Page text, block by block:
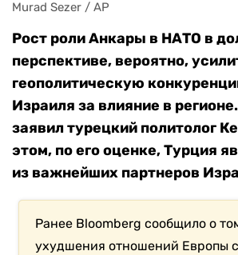
Murad Sezer / AP
Рост роли Анкары в НАТО в
перспективе, вероятно,
геополитическую
Израиля за влияние в
заявил турецкий политолог
этом, по его оценке, Турция
из важнейших партнеров
Ранее Bloomberg сообщило о
ухудшения отношений Европы